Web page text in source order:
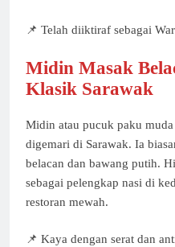
📌 Telah diiktiraf sebagai
Midin Masak
Klasik Sarawak
Midin atau pucuk paku
digemari di Sarawak. Ia
belacan dan bawang putih.
sebagai pelengkap nasi di
restoran mewah.
📌 Kaya dengan serat dan